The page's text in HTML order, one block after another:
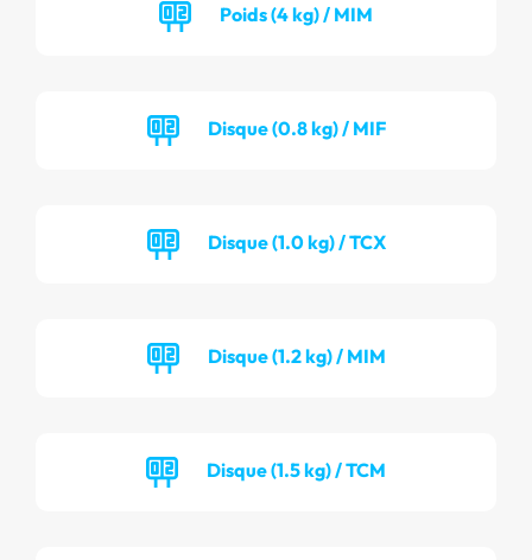
Poids (4 kg) / MIM
Disque (0.8 kg) / MIF
Disque (1.0 kg) / TCX
Disque (1.2 kg) / MIM
Disque (1.5 kg) / TCM